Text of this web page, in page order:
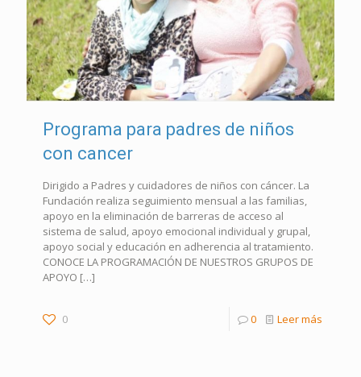
Programa para padres de niños
con cancer
Dirigido a Padres y cuidadores de niños con cáncer. La
Fundación realiza seguimiento mensual a las familias,
apoyo en la eliminación de barreras de acceso al
sistema de salud, apoyo emocional individual y grupal,
apoyo social y educación en adherencia al tratamiento.
CONOCE LA PROGRAMACIÓN DE NUESTROS GRUPOS DE
APOYO […]
0 0 Leer más